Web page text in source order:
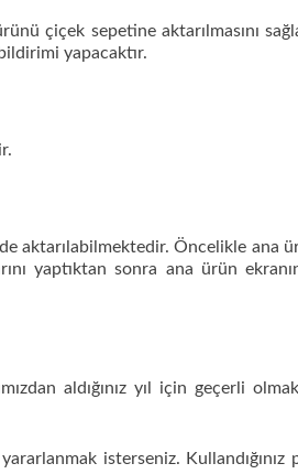
çiçek sepetine aktarılmasını
yapacaktır.
aktarılabilmektedir. Öncelikle ana
yaptıktan sonra ana ürün
aldığınız yıl için geçerli
isterseniz. Kullandığınız